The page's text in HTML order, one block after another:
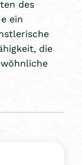
des
ein
die